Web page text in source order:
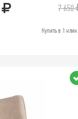
7 650
Купить в 1 клик